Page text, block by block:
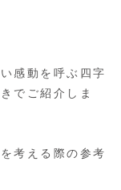
感動を呼ぶ四字
でご紹介しま
考える際の参考